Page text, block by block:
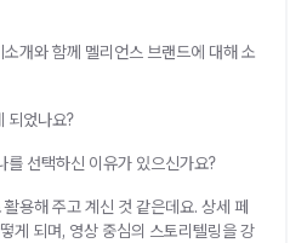
개와 함께 멜리언스 브랜드에 대해 소
되었나요?
를 선택하신 이유가 있으신가요?
용해 주고 계신 것 같은데요. 상세 페
게 되며, 영상 중심의 스토리텔링을 강